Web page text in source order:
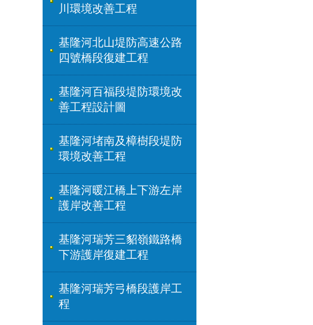
川環境改善工程
基隆河北山堤防高速公路
四號橋段復建工程
基隆河百福段堤防環境改
善工程設計圖
基隆河堵南及樟樹段堤防
環境改善工程
基隆河暖江橋上下游左岸
護岸改善工程
基隆河瑞芳三貂嶺鐵路橋
下游護岸復建工程
基隆河瑞芳弓橋段護岸工
程